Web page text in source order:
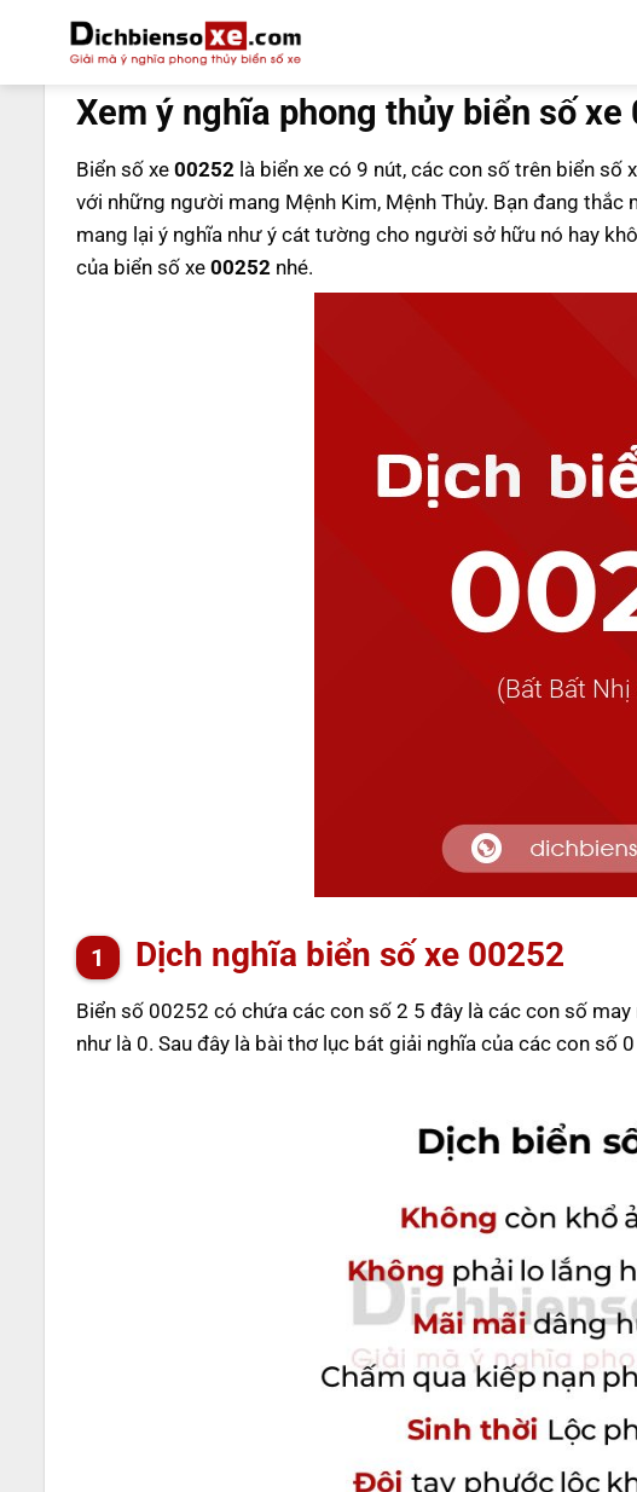
nội
Xem ý nghĩa phong thủy biển số
Biển số xe 00252 là biển xe có 9 nút, các con số trên biển số
với những người mang Mệnh Kim, Mệnh Thủy. Bạn đang thắc
mang lại ý nghĩa như ý cát tường cho người sở hữu nó hay
của biển số xe 00252 nhé.
Dịch nghĩa biển số xe 00252
Biển số 00252 có chứa các con số 2 5 đây là các con số
như là 0. Sau đây là bài thơ lục bát giải nghĩa của các con số